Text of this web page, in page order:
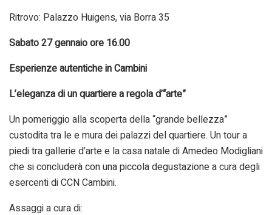
Ritrovo: Palazzo Huigens, via Borra 35
Sabato 27 gennaio ore 16.00
Esperienze autentiche in Cambini
L’eleganza di un quartiere a regola d’“arte”
Un pomeriggio alla scoperta della “grande bellezza”
custodita tra le e mura dei palazzi del quartiere. Un tour a
piedi tra gallerie d’arte e la casa natale di Amedeo Modigliani
che si concluderà con una piccola degustazione a cura degli
esercenti di CCN Cambini.
Assaggi a cura di: